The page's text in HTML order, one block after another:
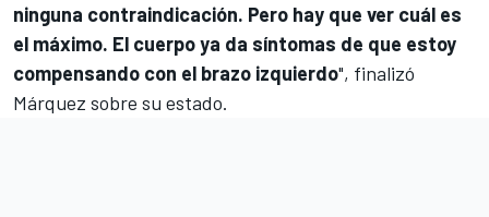
ninguna contraindicación. Pero hay que ver cuál es
el máximo. El cuerpo ya da síntomas de que estoy
compensando con el brazo izquierdo", finalizó
Márquez sobre su estado.